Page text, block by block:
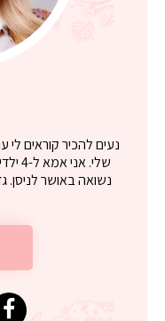
נעים להכיר קוראים לי
שלי.
נשואה באושר לניסן.